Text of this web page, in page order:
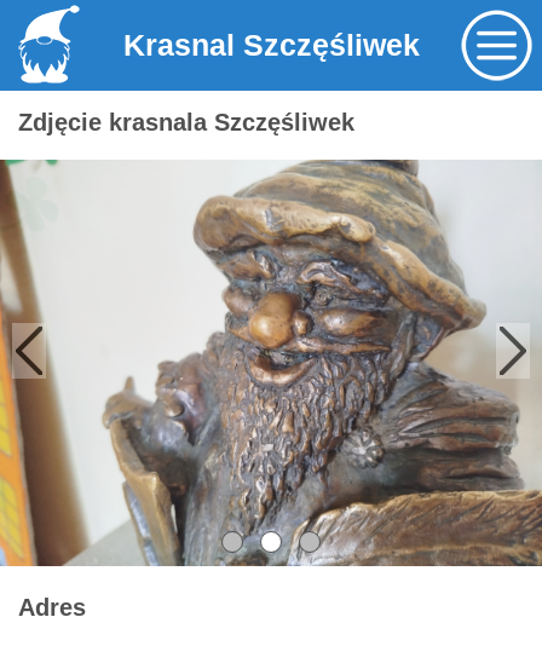
Krasnal Szczęśliwek
Zdjęcie krasnala Szczęśliwek
Adres